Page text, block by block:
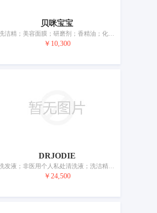
贝咪宝宝
洗洁精；美容面膜；研磨剂；香精油；化妆品；草本化妆品；牙膏；香；动物用化妆品；洗面奶
￥10,300
DRJODIE
洗发液；非医用个人私处清洗液；洗洁精；香精油；美容面膜；香水；化妆品；牙膏；干花瓣与香料混合物；空气芳香剂
￥24,500